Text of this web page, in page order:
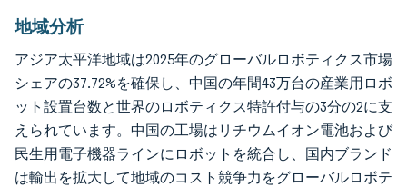
地域分析
アジア太平洋地域は2025年のグローバルロボティクス市場
シェアの37.72%を確保し、中国の年間43万台の産業用ロボ
ット設置台数と世界のロボティクス特許付与の3分の2に支
えられています。中国の工場はリチウムイオン電池および
民生用電子機器ラインにロボットを統合し、国内ブランド
は輸出を拡大して地域のコスト競争力をグローバルロボテ